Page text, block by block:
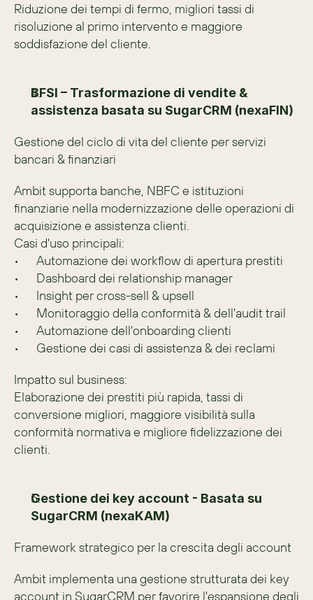
Riduzione dei tempi di fermo, migliori tassi di
risoluzione al primo intervento e maggiore
soddisfazione del cliente.
BFSI – Trasformazione di vendite &
assistenza basata su SugarCRM (nexaFIN)
Gestione del ciclo di vita del cliente per servizi
bancari & finanziari
Ambit supporta banche, NBFC e istituzioni
finanziarie nella modernizzazione delle operazioni di
acquisizione e assistenza clienti.
Casi d'uso principali:
•	Automazione dei workflow di apertura prestiti
•	Dashboard dei relationship manager
•	Insight per cross-sell & upsell
•	Monitoraggio della conformità & dell'audit trail
•	Automazione dell'onboarding clienti
•	Gestione dei casi di assistenza & dei reclami
Impatto sul business:
Elaborazione dei prestiti più rapida, tassi di
conversione migliori, maggiore visibilità sulla
conformità normativa e migliore fidelizzazione dei
clienti.
Gestione dei key account - Basata su
SugarCRM (nexaKAM)
Framework strategico per la crescita degli account
Ambit implementa una gestione strutturata dei key
account in SugarCRM per favorire l'espansione degli